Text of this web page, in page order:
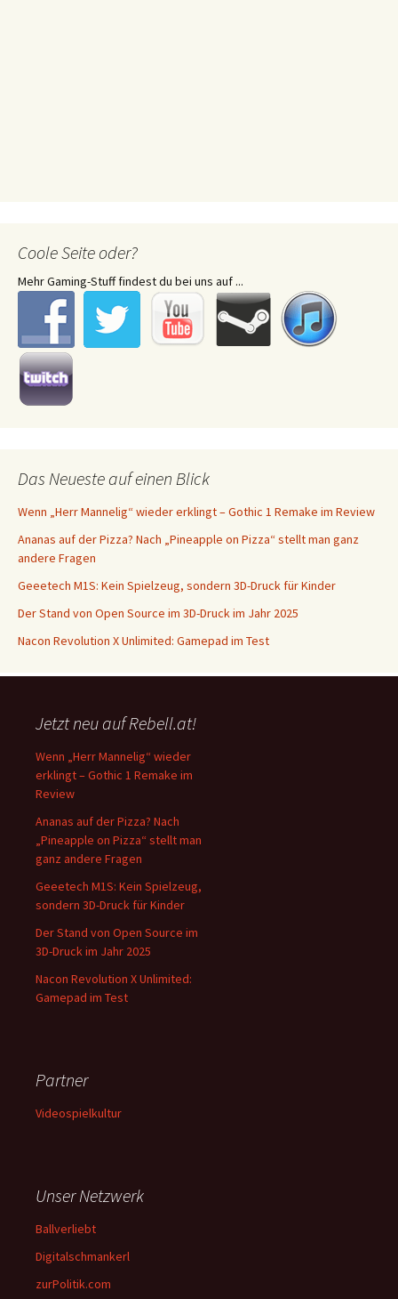
Coole Seite oder?
Mehr Gaming-Stuff findest du bei uns auf ...
Das Neueste auf einen Blick
Wenn „Herr Mannelig“ wieder erklingt – Gothic 1 Remake im Review
Ananas auf der Pizza? Nach „Pineapple on Pizza“ stellt man ganz
andere Fragen
Geeetech M1S: Kein Spielzeug, sondern 3D-Druck für Kinder
Der Stand von Open Source im 3D-Druck im Jahr 2025
Nacon Revolution X Unlimited: Gamepad im Test
Jetzt neu auf Rebell.at!
Wenn „Herr Mannelig“ wieder
erklingt – Gothic 1 Remake im
Review
Ananas auf der Pizza? Nach
„Pineapple on Pizza“ stellt man
ganz andere Fragen
Geeetech M1S: Kein Spielzeug,
sondern 3D-Druck für Kinder
Der Stand von Open Source im
3D-Druck im Jahr 2025
Nacon Revolution X Unlimited:
Gamepad im Test
Partner
Videospielkultur
Unser Netzwerk
Ballverliebt
Digitalschmankerl
zurPolitik.com